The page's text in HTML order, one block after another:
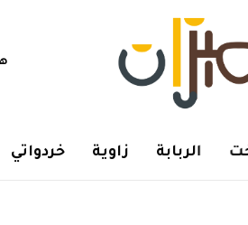
الربابة زاوية خردواتي